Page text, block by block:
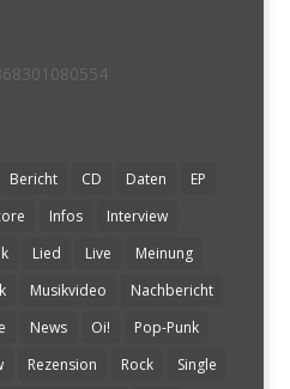
Bericht CD Daten
EP
Infos
Interview
Lied Live
Meinung
Musikvideo
Nachbericht
News Oi!
Pop-Punk
Rezension Rock
Single